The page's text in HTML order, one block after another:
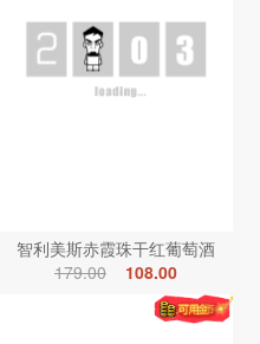
智利美斯赤霞珠干红葡萄酒
179.00
108.00